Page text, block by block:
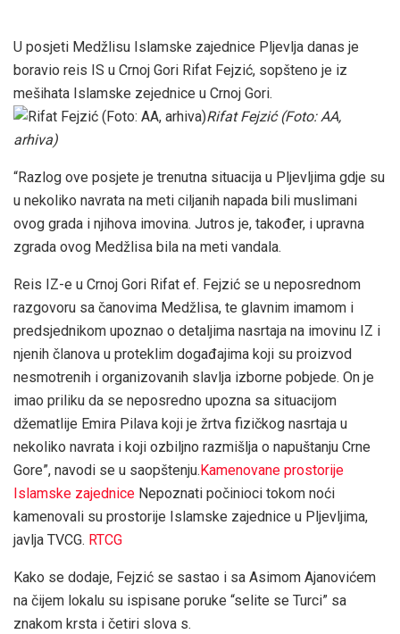
U posjeti Medžlisu Islamske zajednice Pljevlja danas je
boravio reis IS u Crnoj Gori Rifat Fejzić, sopšteno je iz
mešihata Islamske zejednice u Crnoj Gori.
Rifat Fejzić (Foto: AA,
arhiva)
“Razlog ove posjete je trenutna situacija u Pljevljima gdje su
u nekoliko navrata na meti ciljanih napada bili muslimani
ovog grada i njihova imovina. Jutros je, također, i upravna
zgrada ovog Medžlisa bila na meti vandala.
Reis IZ-e u Crnoj Gori Rifat ef. Fejzić se u neposrednom
razgovoru sa čanovima Medžlisa, te glavnim imamom i
predsjednikom upoznao o detaljima nasrtaja na imovinu IZ i
njenih članova u proteklim događajima koji su proizvod
nesmotrenih i organizovanih slavlja izborne pobjede. On je
imao priliku da se neposredno upozna sa situacijom
džematlije Emira Pilava koji je žrtva fizičkog nasrtaja u
nekoliko navrata i koji ozbiljno razmišlja o napuštanju Crne
Gore”, navodi se u saopštenju. Kamenovane prostorije
Islamske zajednice Nepoznati počinioci tokom noći
kamenovali su prostorije Islamske zajednice u Pljevljima,
javlja TVCG. RTCG
Kako se dodaje, Fejzić se sastao i sa Asimom Ajanovićem
na čijem lokalu su ispisane poruke “selite se Turci” sa
znakom krsta i četiri slova s.